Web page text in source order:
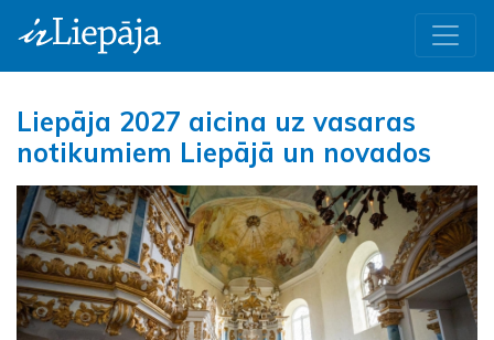
Liepāja 2027 aicina uz vasaras
notikumiem Liepājā un novados